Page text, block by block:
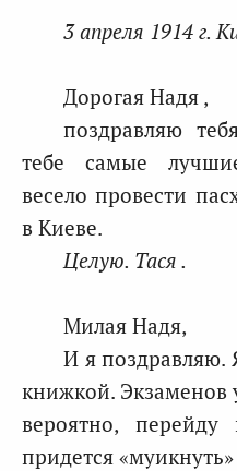
3 апреля 1914 г.
Дорогая Надя ,
поздравляю
тебе самые
весело провести
в Киеве.
Целую. Тася .
Милая Надя,
И я поздравляю.
книжкой. Экзаменов
вероятно,
придется